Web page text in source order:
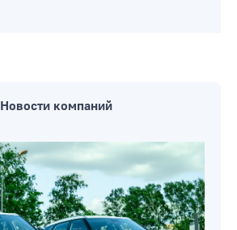
Новости компаний